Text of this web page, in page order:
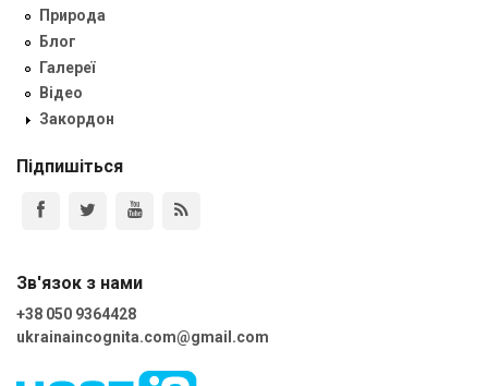
Природа
Блог
Галереї
Відео
Закордон
Підпишіться
Зв'язок з нами
+38 050 9364428
ukrainaincognita.com@gmail.com